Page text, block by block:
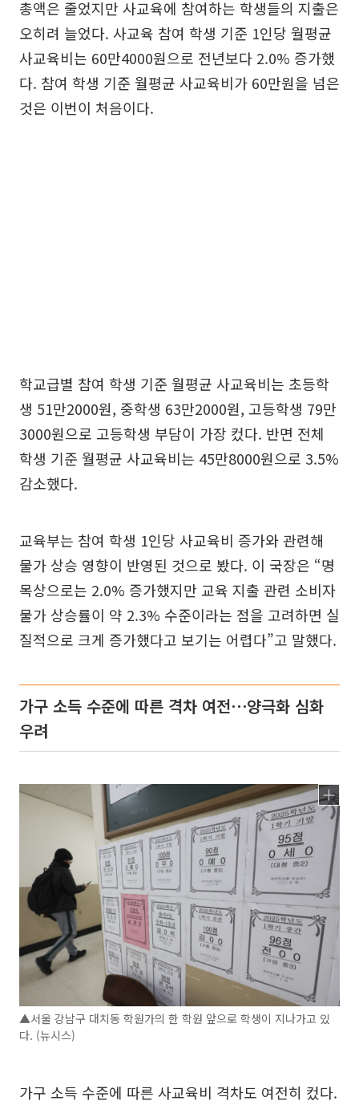
총액은 줄었지만 사교육에 참여하는 학생들의 지출은
오히려 늘었다. 사교육 참여 학생 기준 1인당 월평균
사교육비는 60만4000원으로 전년보다 2.0% 증가했
다. 참여 학생 기준 월평균 사교육비가 60만원을 넘은
것은 이번이 처음이다.
학교급별 참여 학생 기준 월평균 사교육비는 초등학
생 51만2000원, 중학생 63만2000원, 고등학생 79만
3000원으로 고등학생 부담이 가장 컸다. 반면 전체
학생 기준 월평균 사교육비는 45만8000원으로 3.5%
감소했다.
교육부는 참여 학생 1인당 사교육비 증가와 관련해
물가 상승 영향이 반영된 것으로 봤다. 이 국장은 “명
목상으로는 2.0% 증가했지만 교육 지출 관련 소비자
물가 상승률이 약 2.3% 수준이라는 점을 고려하면 실
질적으로 크게 증가했다고 보기는 어렵다”고 말했다.
가구 소득 수준에 따른 격차 여전⋯양극화 심화
우려
▲서울 강남구 대치동 학원가의 한 학원 앞으로 학생이 지나가고 있
다. (뉴시스)
가구 소득 수준에 따른 사교육비 격차도 여전히 컸다.